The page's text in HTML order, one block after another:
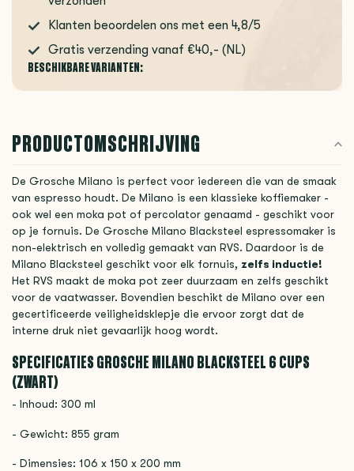
Klanten beoordelen ons met een 4,8/5
Gratis verzending vanaf €40,- (NL)
BESCHIKBARE VARIANTEN:
PRODUCTOMSCHRIJVING
De Grosche Milano is perfect voor iedereen die van de smaak
van espresso houdt. De Milano is een klassieke koffiemaker -
ook wel een moka pot of percolator genaamd - geschikt voor
op je fornuis. De Grosche Milano Blacksteel espressomaker is
non-elektrisch en volledig gemaakt van RVS. Daardoor is de
Milano Blacksteel geschikt voor elk fornuis, zelfs inductie!
Het RVS maakt de moka pot zeer duurzaam en zelfs geschikt
voor de vaatwasser. Bovendien beschikt de Milano over een
gecertificeerde veiligheidsklepje die ervoor zorgt dat de
interne druk niet gevaarlijk hoog wordt.
SPECIFICATIES GROSCHE MILANO BLACKSTEEL 6 CUPS
(ZWART)
- Inhoud: 300 ml
- Gewicht: 855 gram
- Dimensies: 106 x 150 x 200 mm